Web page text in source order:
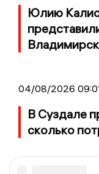
Юлию
04/08/2026
В Суздале
сколько